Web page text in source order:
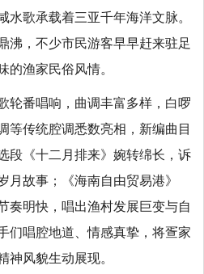
水歌承载着三亚千年海洋文脉。
沸，不少市民游客早早赶来驻足
的渔家民俗风情。
轮番唱响，曲调丰富多样，白啰
等传统腔调悉数亮相，新编曲目
段《十二月排来》婉转绵长，诉
月故事；《海南自由贸易港》
奏明快，唱出渔村发展巨变与自
们唱腔地道、情感真挚，将疍家
神风貌生动展现。